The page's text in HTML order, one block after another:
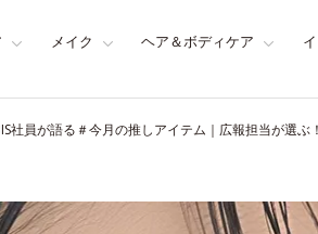
メイク ヘア＆ボディケア
社員が語る＃今月の推しアイテム｜広報担当が選